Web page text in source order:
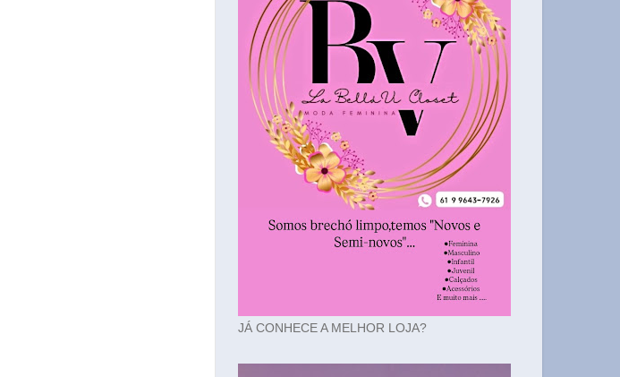
JÁ CONHECE A MELHOR LOJA?